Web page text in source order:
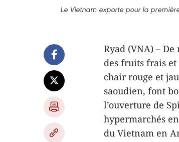
Le Vietnam exporte pour la
Ryad (VNA) –
des fruits frais
chair rouge et
saoudien, font
l’ouverture de
hypermarchés
du Vietnam en